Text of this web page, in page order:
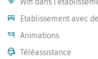
Etablissement avec
Animations
Téléassistance